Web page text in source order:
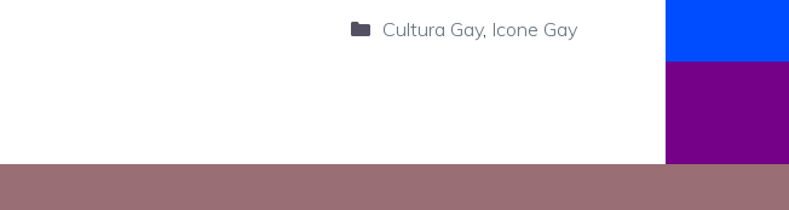
Categorie
Cultura Gay, Icone Gay